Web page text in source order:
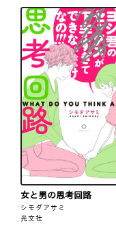
女と男の思考回路
シモダアサミ
光文社